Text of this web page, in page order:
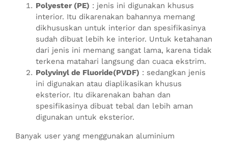
Polyester (PE) : jenis ini digunakan khusus
interior. Itu dikarenakan bahannya memang
dikhususkan untuk interior dan spesifikasinya
sudah dibuat lebih ke interior. Untuk ketahanan
dari jenis ini memang sangat lama, karena tidak
terkena matahari langsung dan cuaca ekstrim.
Polyvinyl de Fluoride(PVDF) : sedangkan jenis
ini digunakan atau diaplikasikan khusus
eksterior. Itu dikarenakan bahan dan
spesifikasinya dibuat tebal dan lebih aman
digunakan untuk eksterior.
Banyak user yang menggunakan aluminium